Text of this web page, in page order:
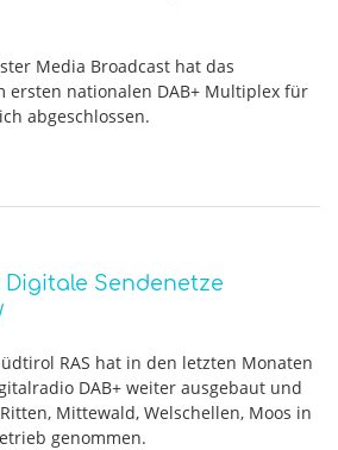
Media Broadcast hat das
ersten nationalen DAB+ Multiplex für
abgeschlossen.
Digitale Sendenetze
RAS hat in den letzten Monaten
DAB+ weiter ausgebaut und
Mittewald, Welschellen, Moos in
genommen.